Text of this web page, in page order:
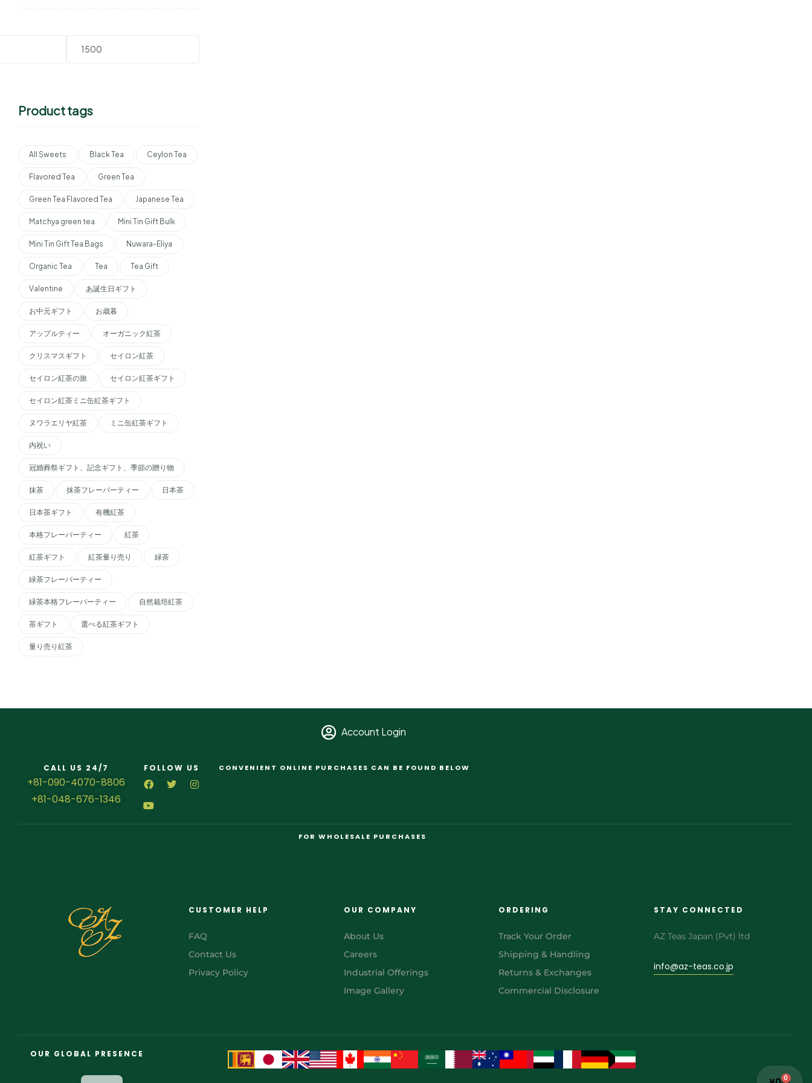
0
Product tags
All Sweets Black Tea Ceylon Tea
Flavored Tea Green Tea
Green Tea Flavored Tea Japanese Tea
Matchya green tea Mini Tin Gift Bulk
Mini Tin Gift Tea Bags Nuwara-Eliya
Organic Tea Tea Tea Gift
Valentine あ誕生日ギフト
お中元ギフト お歳暮
アップルティー オーガニック紅茶
クリスマスギフト セイロン紅茶
セイロン紅茶の旅 セイロン紅茶ギフト
セイロン紅茶ミニ缶紅茶ギフト
ヌワラエリヤ紅茶 ミニ缶紅茶ギフト
内祝い
冠婚葬祭ギフト、記念ギフト、季節の贈り物
抹茶 抹茶フレーバーティー 日本茶
日本茶ギフト 有機紅茶
本格フレーバーティー 紅茶
紅茶ギフト 紅茶量り売り 緑茶
緑茶フレーバーティー
緑茶本格フレーバーティー 自然栽培紅茶
茶ギフト 選べる紅茶ギフト
量り売り紅茶
Account Login
CALL US 24/7
+81-090-4070-8806
+81-048-676-1346
FOLLOW US CONVENIENT ONLINE PURCHASES CAN BE FOUND BELOW
FOR WHOLESALE PURCHASES
CUSTOMER HELP
FAQ
Contact Us
Privacy Policy
OUR COMPANY
About Us
Careers
Industrial Offerings
Image Gallery
ORDERING
Track Your Order
Shipping & Handling
Returns & Exchanges
Commercial Disclosure
STAY CONNECTED
AZ Teas Japan (Pvt) ltd
info@az-teas.co.jp
OUR GLOBAL PRESENCE
AR